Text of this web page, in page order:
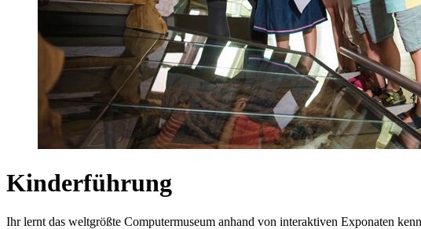
Kinderführung
Ihr lernt das weltgrößte Computermuseum anhand von interaktiven Exponaten